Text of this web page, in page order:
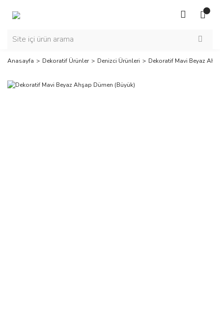
Anasayfa Dekoratif Ürünler Denizci Ürünleri Dekoratif Mavi Beyaz